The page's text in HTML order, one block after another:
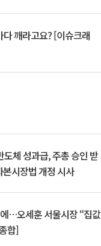
다 깨라고요? [이슈크래
도체 성과급, 주총 승인 받
시장법 개정 시사
…오세훈 서울시장 “집값
합]